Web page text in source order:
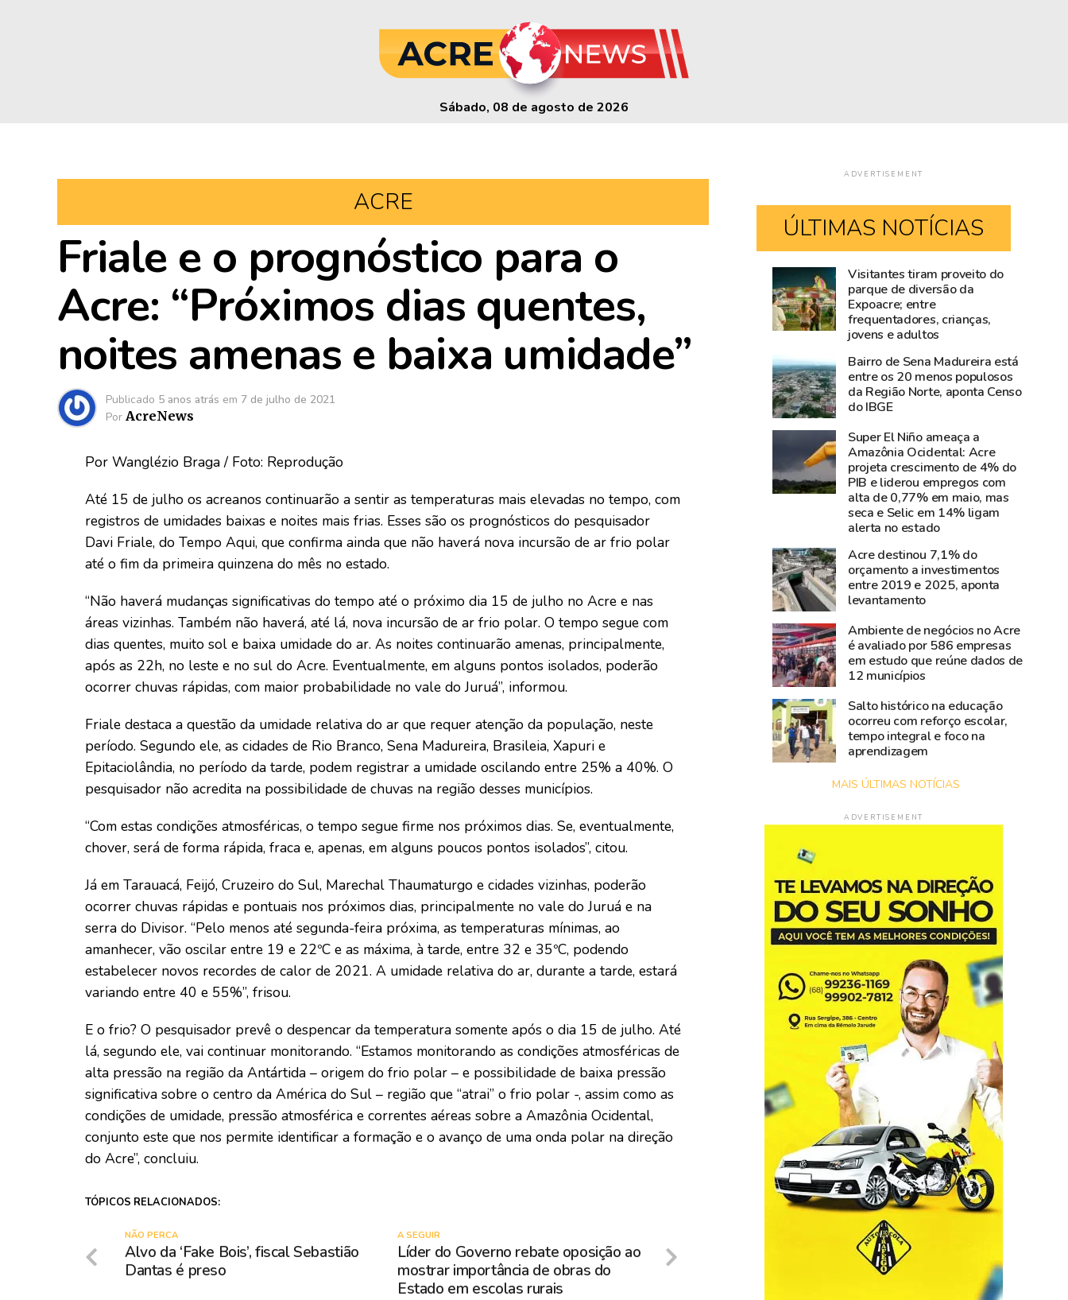
Sábado, 08 de agosto de 2026
ACRE
Friale e o prognóstico para o
Acre: “Próximos dias quentes,
noites amenas e baixa umidade”
Publicado 5 anos atrás em 7 de julho de 2021
Por AcreNews
Por Wanglézio Braga / Foto: Reprodução
Até 15 de julho os acreanos continuarão a sentir as temperaturas mais elevadas no tempo, com
registros de umidades baixas e noites mais frias. Esses são os prognósticos do pesquisador
Davi Friale, do Tempo Aqui, que confirma ainda que não haverá nova incursão de ar frio polar
até o fim da primeira quinzena do mês no estado.
“Não haverá mudanças significativas do tempo até o próximo dia 15 de julho no Acre e nas
áreas vizinhas. Também não haverá, até lá, nova incursão de ar frio polar. O tempo segue com
dias quentes, muito sol e baixa umidade do ar. As noites continuarão amenas, principalmente,
após as 22h, no leste e no sul do Acre. Eventualmente, em alguns pontos isolados, poderão
ocorrer chuvas rápidas, com maior probabilidade no vale do Juruá”, informou.
Friale destaca a questão da umidade relativa do ar que requer atenção da população, neste
período. Segundo ele, as cidades de Rio Branco, Sena Madureira, Brasileia, Xapuri e
Epitaciolândia, no período da tarde, podem registrar a umidade oscilando entre 25% a 40%. O
pesquisador não acredita na possibilidade de chuvas na região desses municípios.
“Com estas condições atmosféricas, o tempo segue firme nos próximos dias. Se, eventualmente,
chover, será de forma rápida, fraca e, apenas, em alguns poucos pontos isolados”, citou.
Já em Tarauacá, Feijó, Cruzeiro do Sul, Marechal Thaumaturgo e cidades vizinhas, poderão
ocorrer chuvas rápidas e pontuais nos próximos dias, principalmente no vale do Juruá e na
serra do Divisor. “Pelo menos até segunda-feira próxima, as temperaturas mínimas, ao
amanhecer, vão oscilar entre 19 e 22ºC e as máxima, à tarde, entre 32 e 35ºC, podendo
estabelecer novos recordes de calor de 2021. A umidade relativa do ar, durante a tarde, estará
variando entre 40 e 55%”, frisou.
E o frio? O pesquisador prevê o despencar da temperatura somente após o dia 15 de julho. Até
lá, segundo ele, vai continuar monitorando. “Estamos monitorando as condições atmosféricas de
alta pressão na região da Antártida – origem do frio polar – e possibilidade de baixa pressão
significativa sobre o centro da América do Sul – região que “atrai” o frio polar -, assim como as
condições de umidade, pressão atmosférica e correntes aéreas sobre a Amazônia Ocidental,
conjunto este que nos permite identificar a formação e o avanço de uma onda polar na direção
do Acre”, concluiu.
TÓPICOS RELACIONADOS:
A SEGUIR
Líder do Governo rebate oposição ao
mostrar importância de obras do
Estado em escolas rurais
NÃO PERCA
Alvo da ‘Fake Bois’, fiscal Sebastião
Dantas é preso
ADVERTISEMENT
ÚLTIMAS NOTÍCIAS
Mailza
tieta
Ana
diz
que
show
cantora
foi
um
sucesso
da
Expoacre
2026
Blog
do
Accioly:
perde
Carlos
Pinto,
criador
Shampoo
Esperança
empreendedorismo
amazônico
Visitantes tiram proveito do
parque de diversão da
Expoacre; entre
frequentadores, crianças,
jovens e adultos
Bairro de Sena Madureira está
entre os 20 menos populosos
da Região Norte, aponta Censo
do IBGE
Super El Niño ameaça a
Amazônia Ocidental: Acre
projeta crescimento de 4% do
PIB e liderou empregos com
alta de 0,77% em maio, mas
seca e Selic em 14% ligam
alerta no estado
Acre destinou 7,1% do
orçamento a investimentos
entre 2019 e 2025, aponta
levantamento
Ambiente de negócios no Acre
é avaliado por 586 empresas
em estudo que reúne dados de
12 municípios
Salto histórico na educação
ocorreu com reforço escolar,
tempo integral e foco na
aprendizagem
MAIS ÚLTIMAS NOTÍCIAS
ADVERTISEMENT